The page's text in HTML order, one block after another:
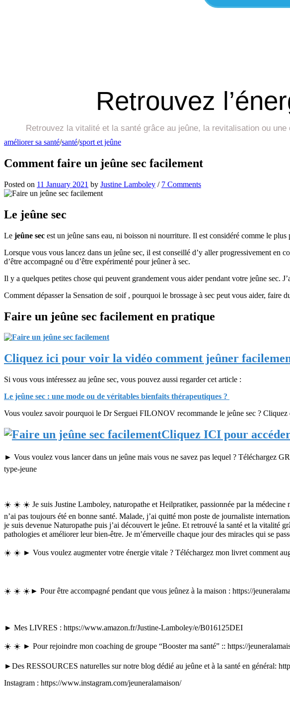
Retrouvez
Retrouvez la vitalité et la santé grâce au jeûne, la revitalisation ou
améliorer sa santé/santé/sport et jeûne
Comment faire un jeûne sec facilement
Posted on 11 January 2021 by Justine Lamboley / 7 Comments
Le jeûne sec
Le jeûne sec est un jeûne sans eau, ni boisson ni nourriture. Il est considéré comme le
Lorsque vous vous lancez dans un jeûne sec, il est conseillé d’y aller progressivement en
d’être accompagné ou d’être expérimenté pour jeûner à sec.
Il y a quelques petites chose qui peuvent grandement vous aider pendant votre jeûne sec.
Comment dépasser la Sensation de soif , pourquoi le brossage à sec peut vous aider,
Faire un jeûne sec facilement en pratique
Cliquez ici pour voir la vidéo comment jeûner
Si vous vous intéressez au jeûne sec, vous pouvez aussi regarder cet article :
Le jeûne sec : une mode ou de véritables bienfaits thérapeutiques ?
Vous voulez savoir pourquoi le Dr Serguei FILONOV recommande le jeûne sec ? Cliquez
Cliquez ICI pour
► Vous voulez vous lancer dans un jeûne mais vous ne savez pas lequel ? Téléchargez
type-jeune
☀️ ☀️ ☀️ Je suis Justine Lamboley, naturopathe et Heilpratiker, passionnée par la médecine
n’ai pas toujours été en bonne santé. Malade, j’ai quitté mon poste de journaliste
je suis devenue Naturopathe puis j’ai découvert le jeûne. Et retrouvé la santé et la vitalité
pathologies et améliorer leur bien-être. Je m’émerveille chaque jour des miracles qui se
☀️ ☀️ ► Vous voulez augmenter votre énergie vitale ? Téléchargez mon livret comment
☀️ ☀️ ☀️► Pour être accompagné pendant que vous jeûnez à la maison : https://
► Mes LIVRES : https://www.amazon.fr/Justine-Lamboley/e/B016125DEI
☀️ ☀️ ► Pour rejoindre mon coaching de groupe “Booster ma santé” :: https://
►Des RESSOURCES naturelles sur notre blog dédié au jeûne et à la santé en général:
Instagram : https://www.instagram.com/jeuneralamaison/